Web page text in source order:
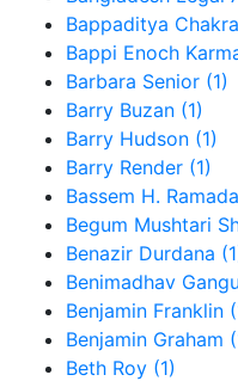
Bappaditya
Bappi Enoch
Barbara Senior (1)
Barry Buzan (1)
Barry Hudson (1)
Barry Render (1)
Bassem H.
Begum Mushtari
Benazir Durdana
Benimadhav
Benjamin Franklin
Benjamin Graham
Beth Roy (1)